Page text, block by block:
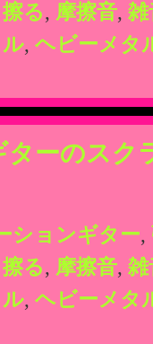
擦る, 摩擦音, 雑
, ヘビーメタ
ーのスク
ションギター,
擦る, 摩擦音, 雑
, ヘビーメタ